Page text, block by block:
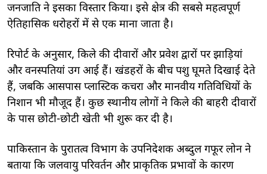
जनजाति ने इसका विस्तार किया। इसे क्षेत्र की सबसे महत्वपूर्ण
ऐतिहासिक धरोहरों में से एक माना जाता है।
रिपोर्ट के अनुसार, किले की दीवारों और प्रवेश द्वारों पर झाड़ियां
और वनस्पतियां उग आई हैं। खंडहरों के बीच पशु घूमते दिखाई देते
हैं, जबकि आसपास प्लास्टिक कचरा और मानवीय गतिविधियों के
निशान भी मौजूद हैं। कुछ स्थानीय लोगों ने किले की बाहरी दीवारों
के पास छोटी-छोटी खेती भी शुरू कर दी है।
पाकिस्तान के पुरातत्व विभाग के उपनिदेशक अब्दुल गफूर लोन ने
बताया कि जलवायु परिवर्तन और प्राकृतिक प्रभावों के कारण